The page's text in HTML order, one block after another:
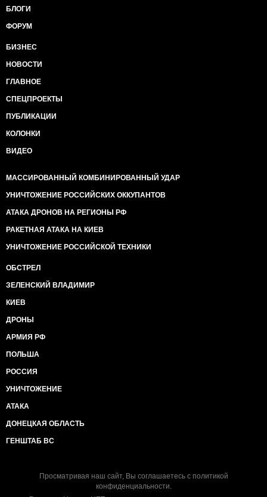
БЛОГИ
ФОРУМ
БИЗНЕС
НОВОСТИ
ГЛАВНОЕ
СПЕЦПРОЕКТЫ
ПУБЛИКАЦИИ
КОЛОНКИ
ВИДЕО
МАССИРОВАННЫЙ КОМБИНИРОВАННЫЙ УДАР
УНИЧТОЖЕНИЕ РОССИЙСКИХ ОККУПАНТОВ
АТАКА ДРОНОВ НА РЕГИОНЫ РФ
РАКЕТНАЯ АТАКА НА КИЕВ
УНИЧТОЖЕНИЕ РОССИЙСКОЙ ТЕХНИКИ
ОБСТРЕЛ
ЗЕЛЕНСКИЙ ВЛАДИМИР
КИЕВ
ДРОНЫ
АРМИЯ РФ
ПОЛЬША
РОССИЯ
УНИЧТОЖЕНИЕ
АТАКА
ДОНЕЦКАЯ ОБЛАСТЬ
ГЕНШТАБ ВС
Просматривая наш сайт, Вы соглашаетесь с политикой
конфиденциальности.